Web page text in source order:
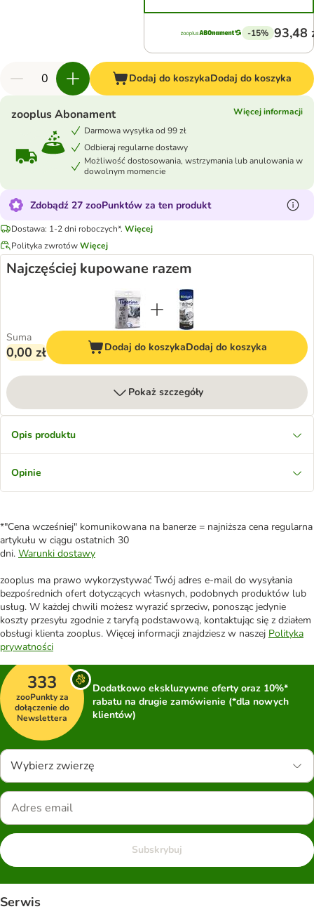
-15% 93,48
Dodaj do koszykaDodaj do koszyka
zooplus Abonament
Więcej informacji
Darmowa wysyłka od 99 zł
Odbieraj regularne dostawy
Możliwość dostosowania, wstrzymania lub anulowania w
dowolnym momencie
Zdobądź 27 zooPunktów za ten produkt
Dostawa: 1-2 dni roboczych*. Więcej
Polityka zwrotówWięcej
Najczęściej kupowane razem
Suma
0,00 zł Dodaj do koszykaDodaj do koszyka
Pokaż szczegóły
Opis produktu
Opinie
*"Cena wcześniej" komunikowana na banerze = najniższa cena regularna
artykułu w ciągu ostatnich 30
dni. Warunki dostawy
zooplus ma prawo wykorzystywać Twój adres e-mail do wysyłania
bezpośrednich ofert dotyczących własnych, podobnych produktów lub
usług. W każdej chwili możesz wyrazić sprzeciw, ponosząc jedynie
koszty przesyłu zgodnie z taryfą podstawową, kontaktując się z działem
obsługi klienta zooplus. Więcej informacji znajdziesz w naszej Polityka
prywatności
333
zooPunkty za
dołączenie do
Newslettera
Dodatkowo ekskluzywne oferty oraz 10%*
rabatu na drugie zamówienie (*dla nowych
klientów)
Wybierz zwierzę
Subskrybuj
Serwis